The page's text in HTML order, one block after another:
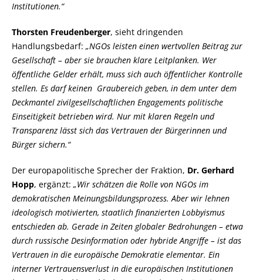
Institutionen.“
Thorsten Freudenberger, sieht dringenden
Handlungsbedarf: NGOs leisten einen wertvollen Beitrag zur
Gesellschaft – aber sie brauchen klare Leitplanken. Wer
öffentliche Gelder erhält, muss sich auch öffentlicher Kontrolle
stellen. Es darf keinen Graubereich geben, in dem unter dem
Deckmantel zivilgesellschaftlichen Engagements politische
Einseitigkeit betrieben wird. Nur mit klaren Regeln und
Transparenz lässt sich das Vertrauen der Bürgerinnen und
Bürger sichern.“
Der europapolitische Sprecher der Fraktion, Dr. Gerhard
Hopp, ergänzt: Wir schätzen die Rolle von NGOs im
demokratischen Meinungsbildungsprozess. Aber wir lehnen
ideologisch motivierten, staatlich finanzierten Lobbyismus
entschieden ab. Gerade in Zeiten globaler Bedrohungen – etwa
durch russische Desinformation oder hybride Angriffe – ist das
Vertrauen in die europäische Demokratie elementar. Ein
interner Vertrauensverlust in die europäischen Institutionen